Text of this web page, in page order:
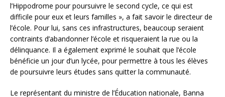
l’Hippodrome pour poursuivre le second cycle, ce qui est
difficile pour eux et leurs familles », a fait savoir le directeur de
l’école. Pour lui, sans ces infrastructures, beaucoup seraient
contraints d’abandonner l’école et risqueraient la rue ou la
délinquance. Il a également exprimé le souhait que l’école
bénéficie un jour d’un lycée, pour permettre à tous les élèves
de poursuivre leurs études sans quitter la communauté.
Le représentant du ministre de l’Éducation nationale, Banna